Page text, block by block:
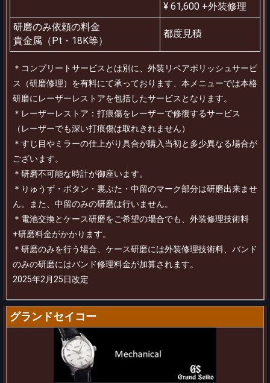
¥ 61,600 +外装修理
研磨のみ依頼の料金
貴金属（Pt・18K等）
都度見積
＊コンプリートサービスとは別に、外装リペアポリッシュサービ
ス（研磨修理）を有料にて承っております、本メニューでは本格
研磨にレーザーレストアを包括したサービスとなります。
＊レーザーレストア：打痕傷をレーザーで修復するサービス
（レーザーでも深い打痕傷は取れきれません）
＊すじ目やミラーの仕上がり具合が購入当初と多少異なる場合が
ございます。
＊研磨不可能な時計が御座います。
＊りゅうず・ボタン・裏ぶた・中留のマーク部分は研磨出来ませ
ん。また、中留のみの研磨は行いません。
＊電池交換とケース研磨をご希望の場合でも、外装修理技術料
+研磨料金がかかります。
＊研磨のみを行う場合、ケース研磨には外装修理技術料、バンド
のみの研磨にはバンド修理料金が加算されます。
2025年2月25日改定
グランドセイコー